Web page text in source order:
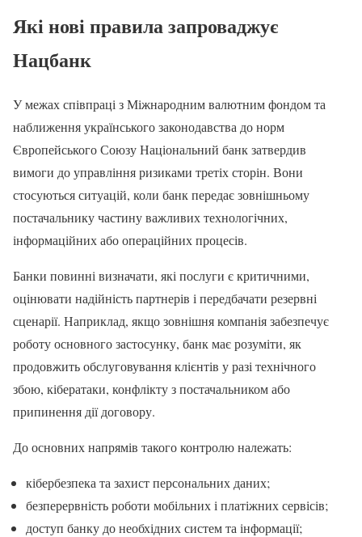
Які нові правила запроваджує
Нацбанк
У межах співпраці з Міжнародним валютним фондом та
наближення українського законодавства до норм
Європейського Союзу Національний банк затвердив
вимоги до управління ризиками третіх сторін. Вони
стосуються ситуацій, коли банк передає зовнішньому
постачальнику частину важливих технологічних,
інформаційних або операційних процесів.
Банки повинні визначати, які послуги є критичними,
оцінювати надійність партнерів і передбачати резервні
сценарії. Наприклад, якщо зовнішня компанія забезпечує
роботу основного застосунку, банк має розуміти, як
продовжить обслуговування клієнтів у разі технічного
збою, кібератаки, конфлікту з постачальником або
припинення дії договору.
До основних напрямів такого контролю належать:
кібербезпека та захист персональних даних;
безперервність роботи мобільних і платіжних сервісів;
доступ банку до необхідних систем та інформації;